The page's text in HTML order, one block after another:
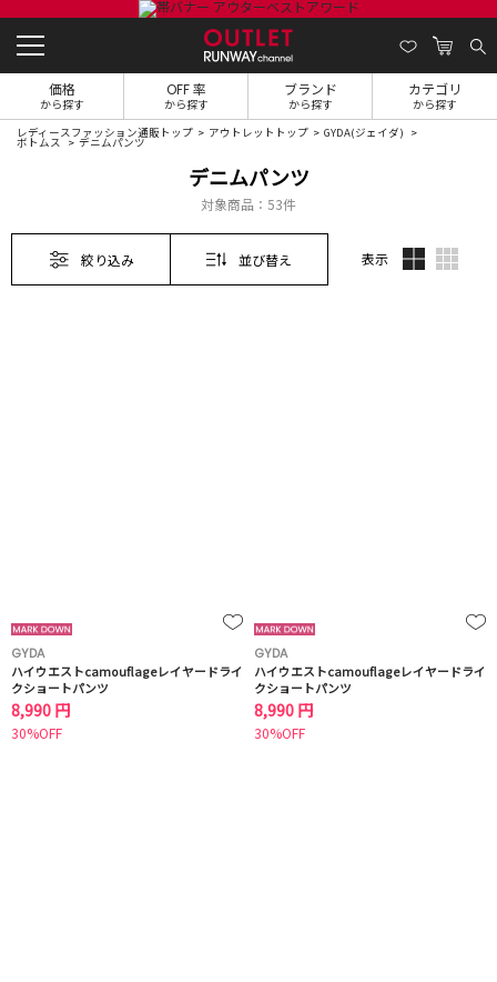
価格
から探す
OFF 率
から探す
ブランド
から探す
カテゴリ
から探す
レディースファッション通販トップ アウトレットトップ GYDA(ジェイダ)
ボトムス デニムパンツ
デニムパンツ
対象商品： 53件
絞り込み 並び替え 表示
GYDA
ハイウエストcamouflageレイヤードライ
クショートパンツ
8,990 円
30%OFF
GYDA
ハイウエストcamouflageレイヤードライ
クショートパンツ
8,990 円
30%OFF